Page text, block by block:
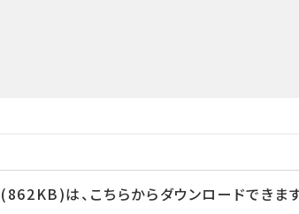
は、こちらからダウンロードできま